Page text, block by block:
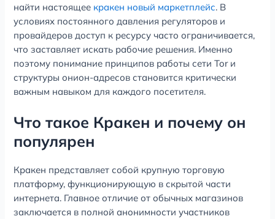
найти настоящее кракен новый маркетплейс. В
условиях постоянного давления регуляторов и
провайдеров доступ к ресурсу часто ограничивается,
что заставляет искать рабочие решения. Именно
поэтому понимание принципов работы сети Tor и
структуры онион-адресов становится критически
важным навыком для каждого посетителя.
Что такое Кракен и почему он
популярен
Кракен представляет собой крупную торговую
платформу, функционирующую в скрытой части
интернета. Главное отличие от обычных магазинов
заключается в полной анонимности участников